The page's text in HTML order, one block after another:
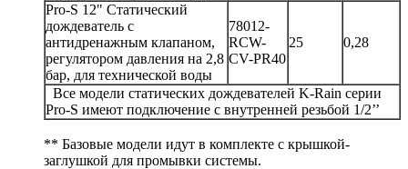
Pro-S 12" Статический
дождеватель с
антидренажным клапаном,
регулятором давления на 2,8
бар, для технической воды
78012-
RCW-
CV-PR40
25 0,28
Все модели статических дождевателей K-Rain серии
Pro-S имеют подключение с внутренней резьбой 1/2’’
** Базовые модели идут в комплекте с крышкой-
заглушкой для промывки системы.